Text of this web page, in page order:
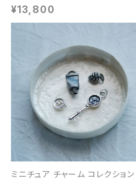
能 レディース ユニセックス
¥13,800
ミニチュア チャーム コレクショ